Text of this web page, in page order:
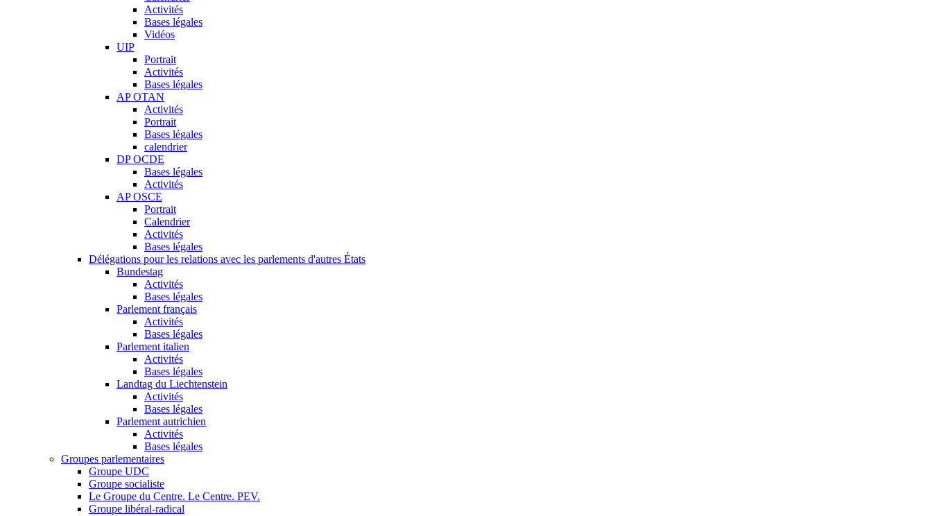
Activités
Bases légales
Vidéos
UIP
Portrait
Activités
Bases légales
AP OTAN
Activités
Portrait
Bases légales
calendrier
DP OCDE
Bases légales
Activités
AP OSCE
Portrait
Calendrier
Activités
Bases légales
Délégations pour les relations avec les parlements d'autres États
Bundestag
Activités
Bases légales
Parlement français
Activités
Bases légales
Parlement italien
Activités
Bases légales
Landtag du Liechtenstein
Activités
Bases légales
Parlement autrichien
Activités
Bases légales
Groupes parlementaires
Groupe UDC
Groupe socialiste
Le Groupe du Centre. Le Centre. PEV.
Groupe libéral-radical